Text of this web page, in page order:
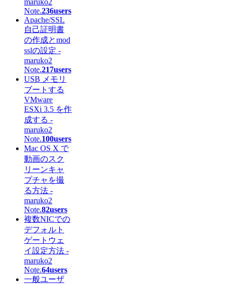
maruko2
Note.236users
Apache/SSL
自己証明書
の作成とmod
sslの設定 -
maruko2
Note.217users
USB メモリ
ブートする
VMware
ESXi 3.5 を作
成する -
maruko2
Note.100users
Mac OS X で
動画のスク
リーンキャ
プチャを撮
る方法 -
maruko2
Note.82users
複数NICでの
デフォルト
ゲートウェ
イ設定方法 -
maruko2
Note.64users
一般ユーザ